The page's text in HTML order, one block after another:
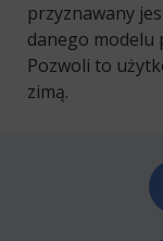
przyznawany
danego modelu
Pozwoli to
zimą.